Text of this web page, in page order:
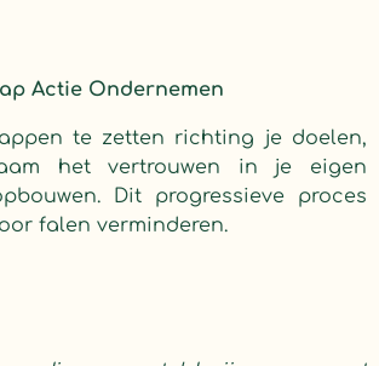
Actie Ondernemen
te zetten richting je doelen,
het vertrouwen in je eigen
Dit progressieve proces
falen verminderen.